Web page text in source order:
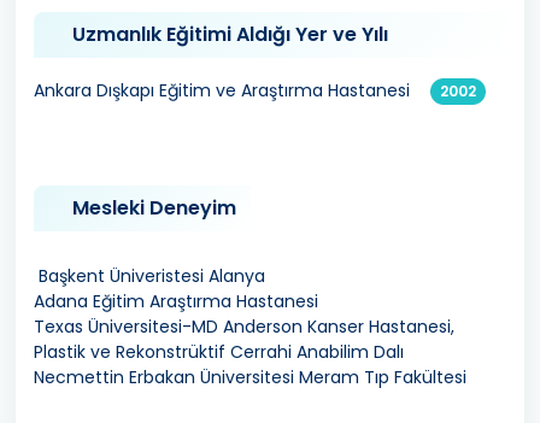
Uzmanlık Eğitimi Aldığı Yer ve Yılı
Ankara Dışkapı Eğitim ve Araştırma Hastanesi 2002
Mesleki Deneyim
Başkent Üniveristesi Alanya
Adana Eğitim Araştırma Hastanesi
Texas Üniversitesi-MD Anderson Kanser Hastanesi,
Plastik ve Rekonstrüktif Cerrahi Anabilim Dalı
Necmettin Erbakan Üniversitesi Meram Tıp Fakültesi